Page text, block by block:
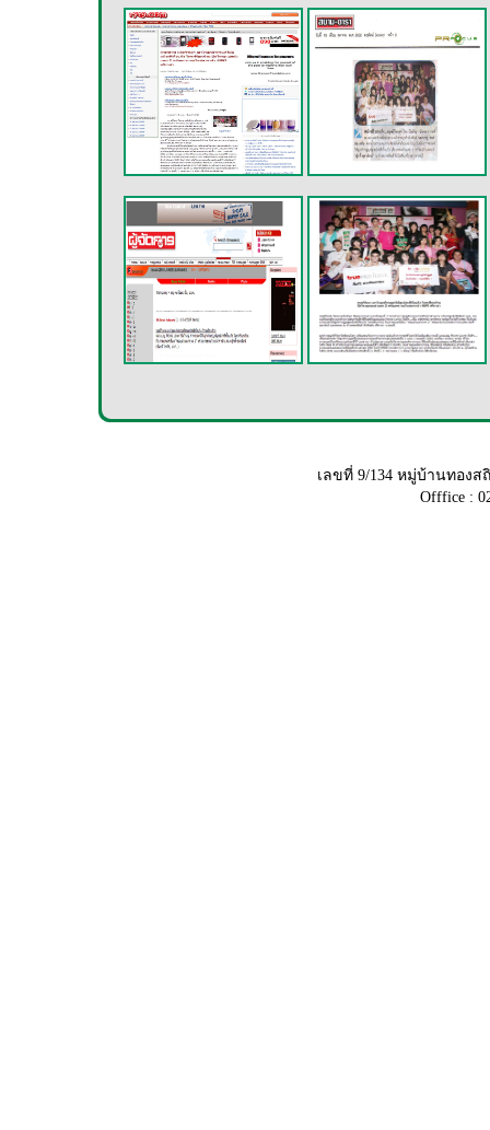
เลขที่ 9/134 หมู่บ้านทอง
Offfice :